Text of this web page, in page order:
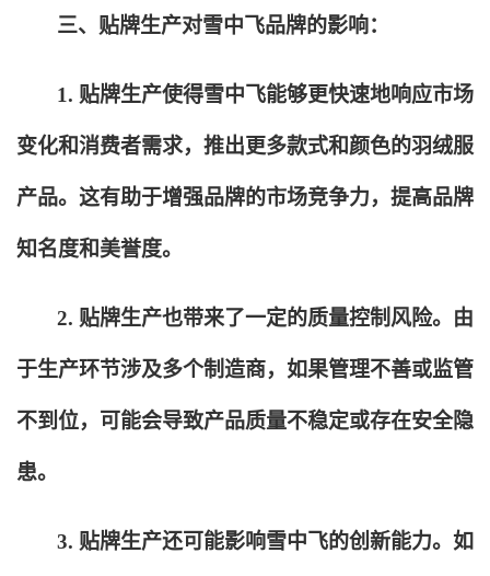
三、贴牌生产对雪中飞品牌的影响：
1. 贴牌生产使得雪中飞能够更快速地响应市场
变化和消费者需求，推出更多款式和颜色的羽绒服
产品。这有助于增强品牌的市场竞争力，提高品牌
知名度和美誉度。
2. 贴牌生产也带来了一定的质量控制风险。由
于生产环节涉及多个制造商，如果管理不善或监管
不到位，可能会导致产品质量不稳定或存在安全隐
患。
3. 贴牌生产还可能影响雪中飞的创新能力。如